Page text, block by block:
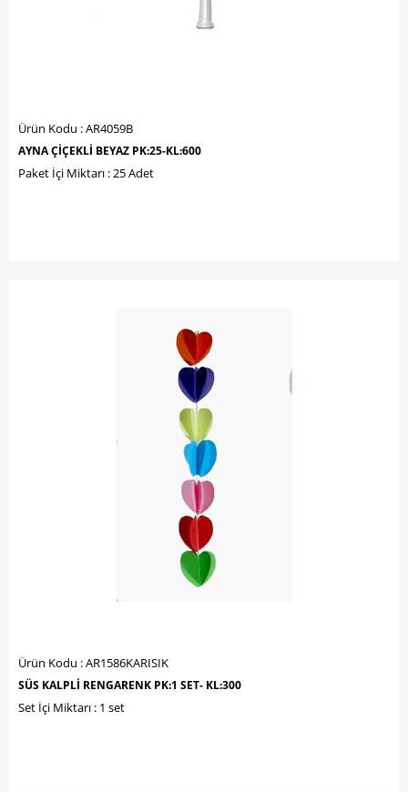
Ürün Kodu : AR4059B
AYNA ÇİÇEKLİ BEYAZ PK:25-KL:600
Paket İçi Miktarı : 25 Adet
Ürün Kodu : AR1586KARISIK
SÜS KALPLI RENGARENK PK:1 SET- KL:300
Set İçi Miktarı : 1 set